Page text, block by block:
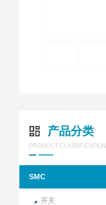
产品分类
PRODUCT CLASSIFICATION
SMC
开关